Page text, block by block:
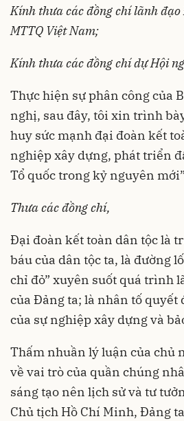
Kính thưa các đồng chí lãnh
MTTQ Việt Nam;
Kính thưa các đồng chí dự Hội
Thực hiện sự phân công của
nghị, sau đây, tôi xin trình
huy sức mạnh đại đoàn kết
nghiệp xây dựng, phát triển
Tổ quốc trong kỷ nguyên
Thưa các đồng chí,
Đại đoàn kết toàn dân tộc là
báu của dân tộc ta, là đường
chỉ đỏ” xuyên suốt quá trình
của Đảng ta; là nhân tố
của sự nghiệp xây dựng và
Thấm nhuần lý luận của chủ
về vai trò của quần chúng
sáng tạo nên lịch sử và tư
Chủ tịch Hồ Chí Minh, Đảng